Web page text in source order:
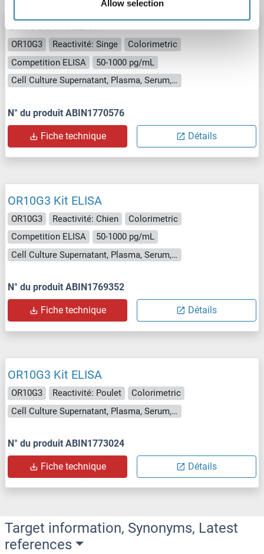
Allow selection
OR10G3 Kit ELISA
OR10G3 Reactivité: Singe
Colorimetric
Competition ELISA
50-1000 pg/mL
Cell Culture Supernatant, Plasma, Serum, Tissue Homogenate
N° du produit ABIN1770576
Fiche technique Détails
OR10G3 Kit ELISA
OR10G3 Reactivité: Chien
Colorimetric
Competition ELISA
50-1000 pg/mL
Cell Culture Supernatant, Plasma, Serum, Tissue Homogenate
N° du produit ABIN1769352
Fiche technique Détails
OR10G3 Kit ELISA
OR10G3 Reactivité: Poulet
Colorimetric
Cell Culture Supernatant, Plasma, Serum, Tissue Homogenate
N° du produit ABIN1773024
Fiche technique Détails
Target information, Synonyms, Latest
references